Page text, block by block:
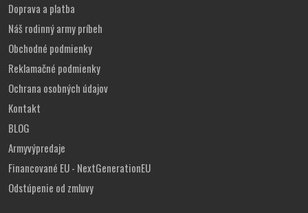
Doprava a platba
Náš rodinný army príbeh
Obchodné podmienky
Reklamačné podmienky
Ochrana osobných údajov
Kontakt
BLOG
Armyvýpredaje
Financované EU - NextGenerationEU
Odstúpenie od zmluvy